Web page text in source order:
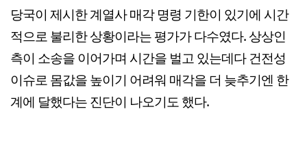
당국이 제시한 계열사 매각 명령 기한이 있기에 시간
적으로 불리한 상황이라는 평가가 다수였다. 상상인
측이 소송을 이어가며 시간을 벌고 있는데다 건전성
이슈로 몸값을 높이기 어려워 매각을 더 늦추기엔 한
계에 달했다는 진단이 나오기도 했다.